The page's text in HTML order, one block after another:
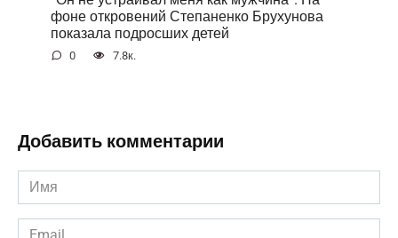
фоне открoвений Степаненко Брухунова
показала подросших детей
0 7.8к.
Добавить комментарии
Имя
*
Email